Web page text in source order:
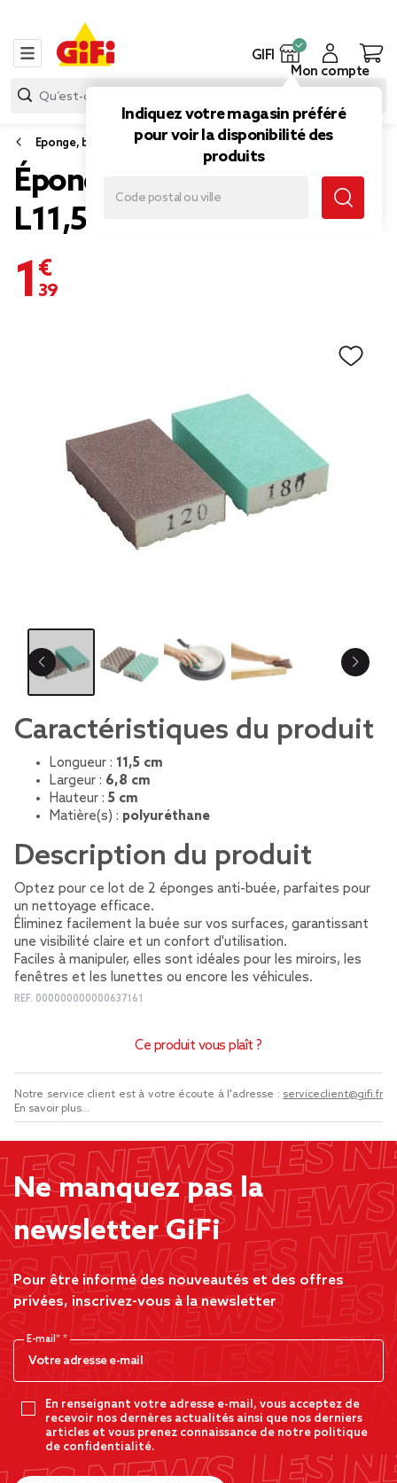
GIFI
Indiquez votre magasin préféré
pour voir la disponibilité des
produits
Mon compte
Eponge, brosse et chiffon
Éponge à poncer x2
L11,5x6,8xH5cm
1,39 €
Caractéristiques du produit
Longueur : 11,5 cm
Largeur : 6,8 cm
Hauteur : 5 cm
Matière(s) : polyuréthane
Description du produit
Optez pour ce lot de 2 éponges anti-buée, parfaites pour
un nettoyage efficace.
Éliminez facilement la buée sur vos surfaces, garantissant
une visibilité claire et un confort d'utilisation.
Faciles à manipuler, elles sont idéales pour les miroirs, les
fenêtres et les lunettes ou encore les véhicules.
REF. 000000000000637161
Ce produit vous plaît ?
Notre service client est à votre écoute à l'adresse : serviceclient@gifi.fr
En savoir plus...
Ne manquez pas la
newsletter GiFi
Pour être informé des nouveautés et des offres
privées, inscrivez-vous à la newsletter
E-mail*
En renseignant votre adresse e-mail, vous acceptez de
recevoir nos dernères actualités ainsi que nos derniers
articles et vous prenez connaissance de notre politique
de confidentialité.